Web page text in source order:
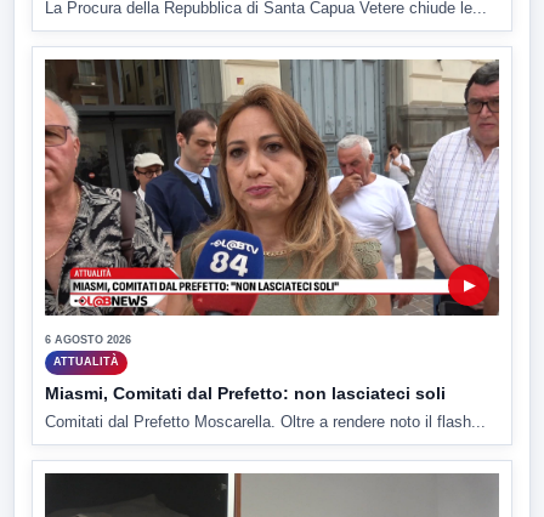
La Procura della Repubblica di Santa Capua Vetere chiude le...
▶
6 AGOSTO 2026
ATTUALITÀ
Miasmi, Comitati dal Prefetto: non lasciateci soli
Comitati dal Prefetto Moscarella. Oltre a rendere noto il flash...